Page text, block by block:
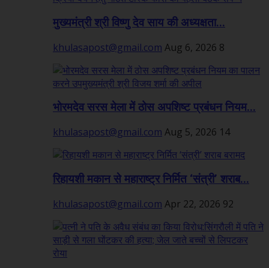
मुख्यमंत्री श्री विष्णु देव साय की अध्यक्षता...
khulasapost@gmail.com Aug 6, 2026 8
भोरमदेव सरस मेला में ठोस अपशिष्ट प्रबंधन नियम...
khulasapost@gmail.com Aug 5, 2026 14
रिहायशी मकान से महाराष्ट्र निर्मित ‘संत्री’ शराब...
khulasapost@gmail.com Apr 22, 2026 92